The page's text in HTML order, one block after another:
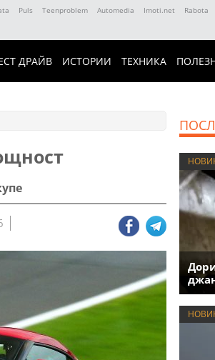
Puls Teenproblem Automedia Imoti.net Rabota
ДРАЙВ ИСТОРИИ ТЕХНИКА